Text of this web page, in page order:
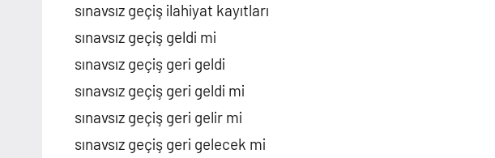
sınavsız geçiş ilahiyat kayıtları
sınavsız geçiş geldi mi
sınavsız geçiş geri geldi
sınavsız geçiş geri geldi mi
sınavsız geçiş geri gelir mi
sınavsız geçiş geri gelecek mi